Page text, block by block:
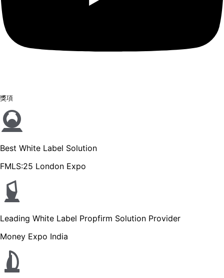
獎項
Best White Label Solution
FMLS:25 London Expo
Leading White Label Propfirm Solution Provider
Money Expo India